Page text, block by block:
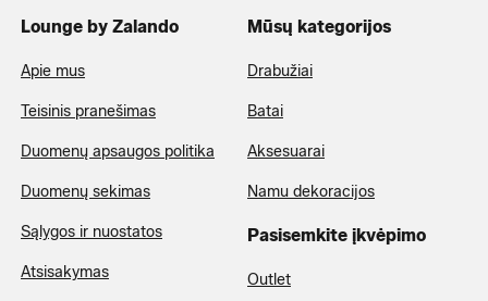
Lounge by Zalando
Apie mus
Teisinis pranešimas
Duomenų apsaugos politika
Duomenų sekimas
Sąlygos ir nuostatos
Atsisakymas
Mūsų kategorijos
Drabužiai
Batai
Aksesuarai
Namu dekoracijos
Pasisemkite įkvėpimo
Outlet